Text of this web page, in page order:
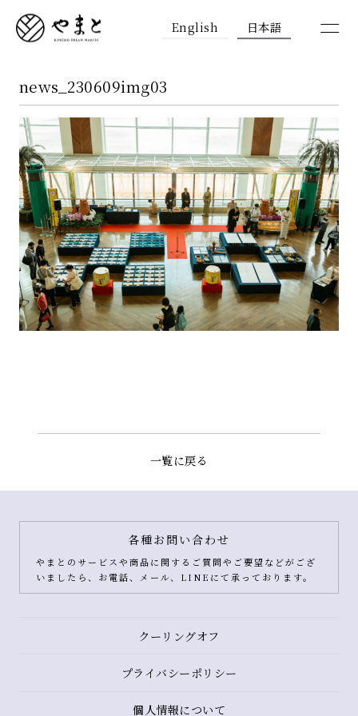
English 日本語
news_230609img03
一覧に戻る
各種お問い合わせ
やまとのサービスや商品に関するご質問やご要望などがござ
いましたら、お電話、メール、LINEにて承っております。
クーリングオフ
プライバシーポリシー
個人情報について